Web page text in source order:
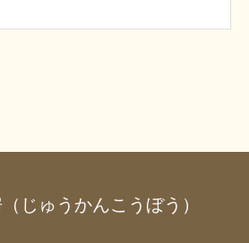
じゅうかんこうぼう）